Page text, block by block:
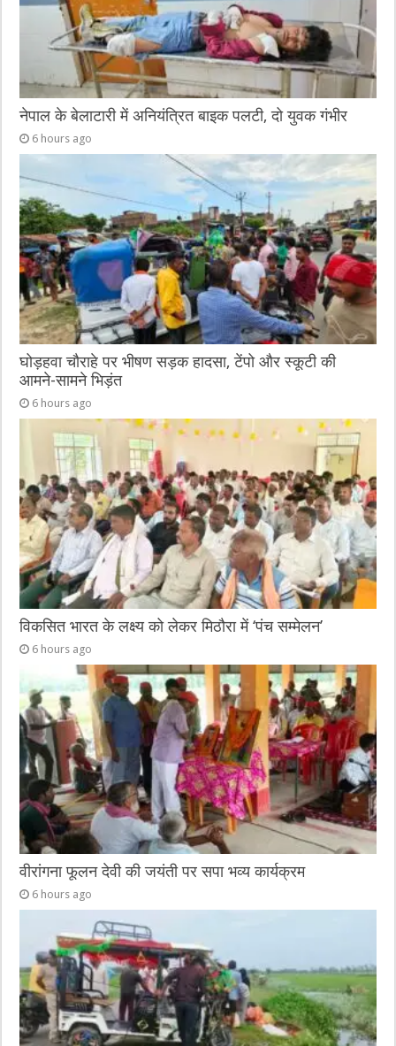
नेपाल के बेलाटारी में अनियंत्रित बाइक पलटी, दो युवक गंभीर
6 hours ago
घोड़हवा चौराहे पर भीषण सड़क हादसा, टेंपो और स्कूटी की
आमने-सामने भिड़ंत
6 hours ago
विकसित भारत के लक्ष्य को लेकर मिठौरा में ‘पंच सम्मेलन’
6 hours ago
वीरांगना फूलन देवी की जयंती पर सपा भव्य कार्यक्रम
6 hours ago